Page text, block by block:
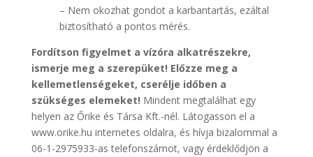
– Nem okozhat gondot a karbantartás, ezáltal
biztosítható a pontos mérés.
Fordítson figyelmet a vízóra alkatrészekre,
ismerje meg a szerepüket! Előzze meg a
kellemetlenségeket, cserélje időben a
szükséges elemeket! Mindent megtalálhat egy
helyen az Őrike és Társa Kft.-nél. Látogasson el a
www.orike.hu internetes oldalra, és hívja bizalommal a
06-1-2975933-as telefonszámot, vagy érdeklődjön a